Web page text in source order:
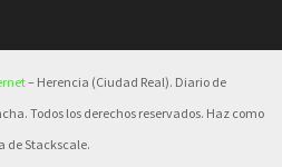
– Herencia (Ciudad Real). Diario de
Todos los derechos reservados. Haz como
de Stackscale.